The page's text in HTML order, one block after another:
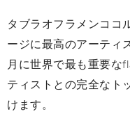
タブラオフラメンココ
ージに最高のアーティ
月に世界で最も重要な
ティストとの完全なト
けます。